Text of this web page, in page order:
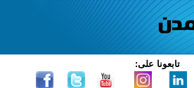
تابعونا على: